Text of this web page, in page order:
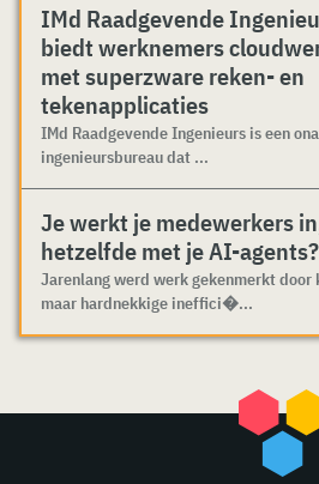
IMd Raadgevende
biedt werknemers
met superzware reken- en
tekenapplicaties
IMd Raadgevende Ingenieurs is een
ingenieursbureau dat ...
Je werkt je medewerkers
hetzelfde met je AI-agents?
Jarenlang werd werk gekenmerkt door
maar hardnekkige ineffici�...